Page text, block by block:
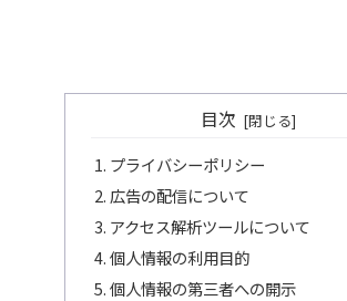
目次
プライバシーポリシー
広告の配信について
アクセス解析ツールについて
個人情報の利用目的
個人情報の第三者への開示